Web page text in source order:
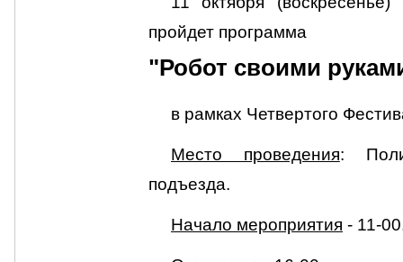
пройдет программа
"Робот своими
в рамках Четвертого
Место проведения:
подъезда.
Начало мероприятия - 11-